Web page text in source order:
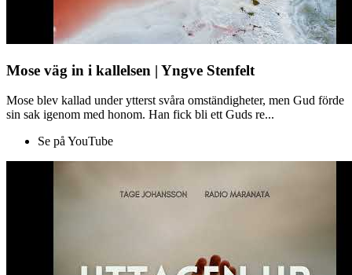
Mose väg in i kallelsen | Yngve Stenfelt
Mose blev kallad under ytterst svåra omständigheter, men Gud förde
sin sak igenom med honom. Han fick bli ett Guds re...
Se på YouTube